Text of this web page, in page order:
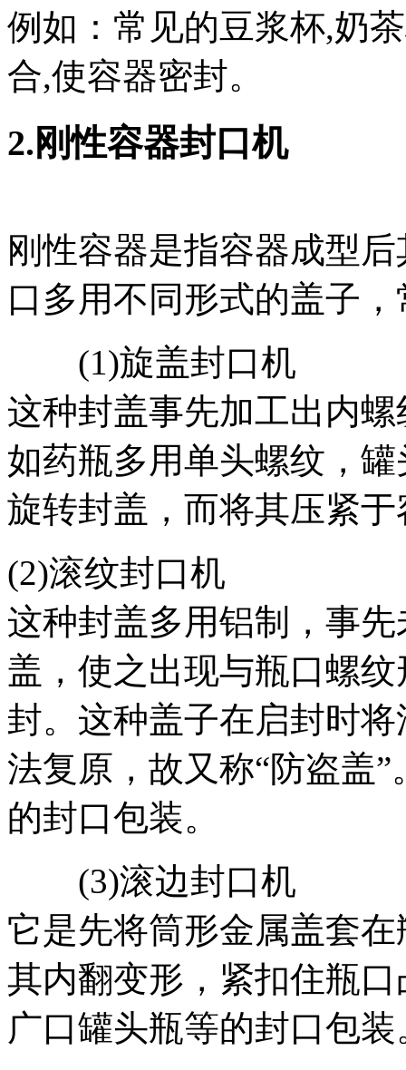
例如：常见的豆浆杯,奶
合,使容器密封。
2.刚性容器封口机
刚性容器是指容器成型
口多用不同形式的盖子
(1)旋盖封口机
这种封盖事先加工出内
如药瓶多用单头螺纹，
旋转封盖，而将其压紧
(2)滚纹封口机
这种封盖多用铝制，事
盖，使之出现与瓶口螺
封。这种盖子在启封时
法复原，故又称“防盗盖
的封口包装。
(3)滚边封口机
它是先将筒形金属盖套
其内翻变形，紧扣住瓶
广口罐头瓶等的封口包装